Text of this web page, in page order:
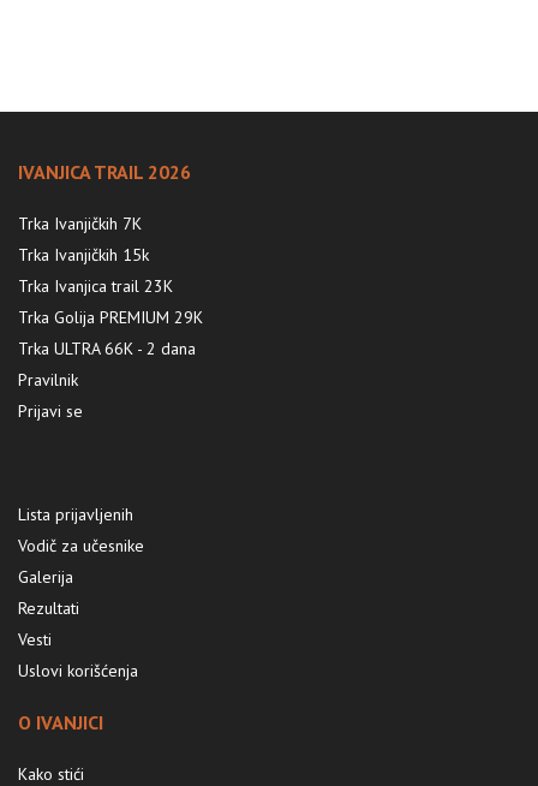
IVANJICA TRAIL 2026
Trka Ivanjičkih 7K
Trka Ivanjičkih 15k
Trka Ivanjica trail 23K
Trka Golija PREMIUM 29K
Trka ULTRA 66K - 2 dana
Pravilnik
Prijavi se
Lista prijavljenih
Vodič za učesnike
Galerija
Rezultati
Vesti
Uslovi korišćenja
O IVANJICI
Kako stići